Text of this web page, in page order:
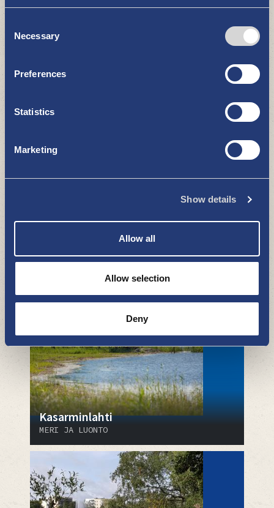
Selection
Necessary
Preferences
Statistics
Marketing
Show details
Allow all
Allow selection
Deny
MERI JA LUONTO
Hylkyretket pienryhmille tilauksesta
Kasarminlahti
MERI JA LUONTO